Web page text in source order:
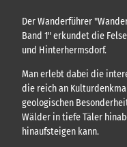
Der Wanderführer
Band 1" erkundet die
und Hinterhermsdorf.
Man erlebt dabei die
die reich an
geologischen
Wälder in tiefe Täler
hinaufsteigen kann.